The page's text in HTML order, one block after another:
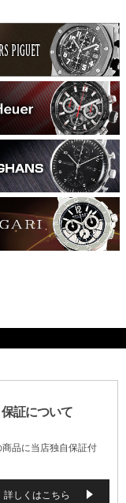
保証について
商品に当店独自保証付
詳しくはこちら